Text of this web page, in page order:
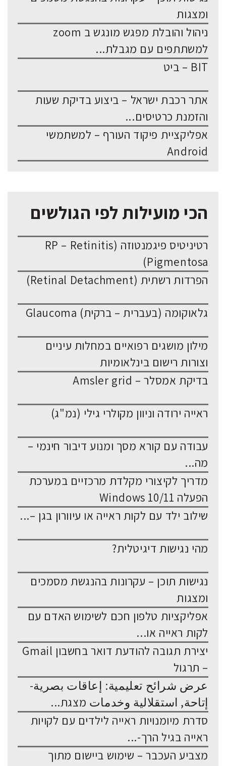
ומצגות
ניהול והובלת מפגש מונגש ב zoom
למשתתפים עם מגבלת...
BIT – ביט
אתר רכבת ישראל – ביצוע בדיקת שעות
והזמנת כרטיסים...
אפליקציית פיקוד העורף – למשתמשי
Android
הכי מועילות לפי הגולשים
רטיניטיס פיגמנטוזה (RP – Retinitis
Pigmentosa)
הפרדות רשתית (Retinal Detachment)
גלאוקומה (בעברית – ברקית) Glaucoma
מילון מושגים רפואיים במחלות עיניים
וצורות רישום בינלאומיות
בדיקת אמסלר – Amsler grid
ראייה ירודה וניוון מקולרי גילי (נמ"ג)
עבודה עם קורא מסך ומנוע דיבור חינמי –
מה...
מדריך לקיצורי מקלדת מרכזיים במערכת
הפעלה Windows 10/11
שילוב ילד עם לקות ראייה או עיוורון בגן –...
מהי נגישות דיגיטלית?
נגישות תוכן – עקרונות בהנגשת מסמכים
ומצגות
אפליקציות טלפון חכם לשימוש האדם עם
לקות ראייה או...
יצירת תגובה להודעת דואר בחשבון Gmail
– תרגול
عرض شرائح تعليمية: إعاقات بصرية-
إتاحة, استقلالية وخدمات מצגת...
סדרת מיומנויות ראייה לילדים עם לקויות
ראייה בגיל הרך-...
מצביע העכבר – שימוש ביישום מתוך